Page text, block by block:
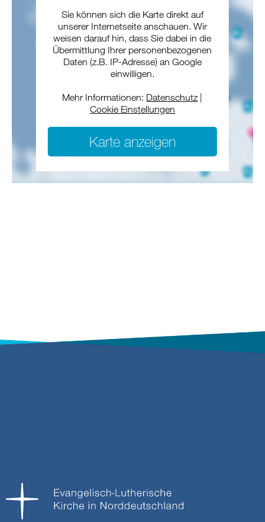
Sie können sich die Karte direkt auf
unserer Internetseite anschauen. Wir
weisen darauf hin, dass Sie dabei in die
Übermittlung Ihrer personenbezogenen
Daten (z.B. IP-Adresse) an Google
einwilligen.
Mehr Informationen: Datenschutz
Cookie Einstellungen
Karte anzeigen